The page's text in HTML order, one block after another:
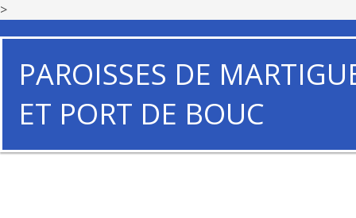
>
PAROISSES DE
ET PORT DE BOUC